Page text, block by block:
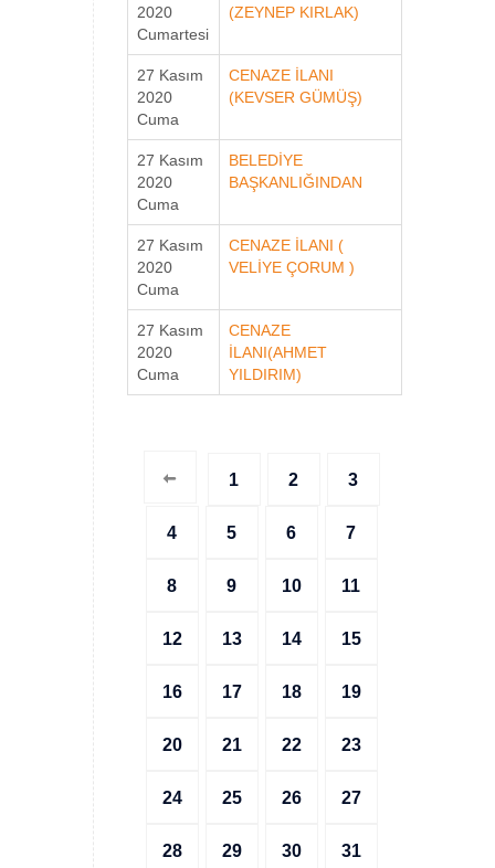
2020
Cumartesi
(ZEYNEP KIRLAK)
27 Kasım
2020
Cuma
CENAZE İLANI
(KEVSER GÜMÜŞ)
27 Kasım
2020
Cuma
BELEDİYE
BAŞKANLIĞINDAN
27 Kasım
2020
Cuma
CENAZE İLANI (
VELİYE ÇORUM )
27 Kasım
2020
Cuma
CENAZE
İLANI(AHMET
YILDIRIM)
1 2 3
4 5 6 7
8 9 10 11
12 13 14 15
16 17 18 19
20 21 22 23
24 25 26 27
28 29 30 31